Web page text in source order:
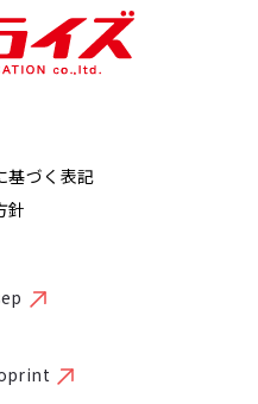
基づく表記
針